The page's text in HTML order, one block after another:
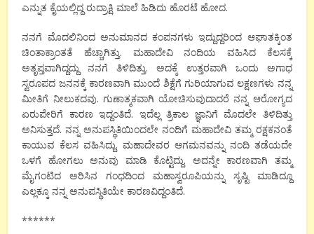
ಎನ್ನುತ ಕೈಯಲ್ಲಿದ್ದ ರುದ್ರಾಕ್ಷಿ ಮಾಲೆ ಹಿಡಿದು ಹೊರಟೆ ಹೋದ.
ನನಗೆ ಮೊದಲಿನಿಂದ ಅನುಮಾನದ ಕಂಪನಗಳು ಇದ್ದುದ್ದರಿಂದ ಆಘಾತಕ್ಕಿಂತ
ಚಿಂತಾಕ್ರಾಂತತೆ ಹೆಚ್ಚಾಗಿತ್ತು. ಮಹಾದೇವಿ ನಂದಿಯ ವಹಿಸಿದ ಕೆಲಸಕ್ಕೆ
ಅತೃಪ್ತವಾಗಿದ್ದದ್ದು ನನಗೆ ತಿಳಿದಿತ್ತು. ಅದಕ್ಕೆ ಉತ್ತರವಾಗಿ ಒಂದು ಅಗಾಧ
ಸ್ವರೂಪದ ಜನನಕ್ಕೆ ಕಾರಣವಾಗಿ ಮುಂದೆ ಶಿಕ್ಷೆಗೆ ಗುರಿಯಾಗುವ ಲಕ್ಷಣಗಳು ನನ್ನ
ಮೀತಿಗೆ ನೀಲುಕದವು. ಗುಣಾತ್ಮಕವಾಗಿ ಯೋಚಿಸುವುದಾದರೆ ನನ್ನ ಆರೋಗ್ಯದ
ಏರುಪೇರಿಗೆ ಕಾರಣ ಇದ್ದಂತಿದೆ. ಇದೆಲ್ಲ ತ್ರಿಕಾಲ ಜ್ಞಾನಿಗೆ ಮೊದಲೇ ತಿಳಿದಿತ್ತು
ಅನಿಸುತ್ತದೆ. ನನ್ನ ಅನುಪಸ್ಥಿತಿಯಿಂದಲೇ ನಂದಿಗೆ ಮಹಾದೇವಿ ತಮ್ಮ ರಕ್ಷಕನಂತೆ
ಕಾಯುವ ಕೆಲಸ ವಹಿಸಿದ್ದು. ಮಹಾದೇವರ ಆಗಮನವನ್ನು ನಂದಿ ತಡೆಯದೇ
ಒಳಗೆ ಹೋಗಲು ಅನುವು ಮಾಡಿ ಕೊಟ್ಟಿದ್ದು. ಅದನ್ನೇ ಕಾರಣವಾಗಿ ತಮ್ಮ
ಮೈಗಂಟಿದ ಅರಿಸಿನ ಗಂಧದಿಂದ ಮಹಾಸ್ವರೂಪಿಯನ್ನು ಸೃಷ್ಟಿ ಮಾಡಿದ್ದೂ
ಎಲ್ಲಕ್ಕೂ ನನ್ನ ಅನುಪಸ್ಥಿತಿಯೇ ಕಾರಣವಿದ್ದಂತಿದೆ.
******